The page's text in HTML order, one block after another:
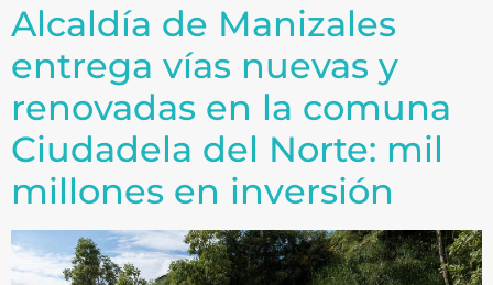
Alcaldía de Manizales
entrega vías nuevas y
renovadas en la comuna
Ciudadela del Norte: mil
millones en inversión